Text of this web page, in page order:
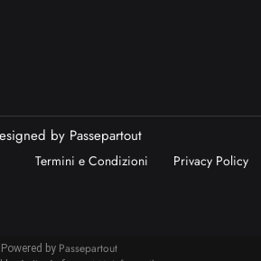
by Passepartout
Termini e Condizioni Privacy Policy
Powered by Passepartout